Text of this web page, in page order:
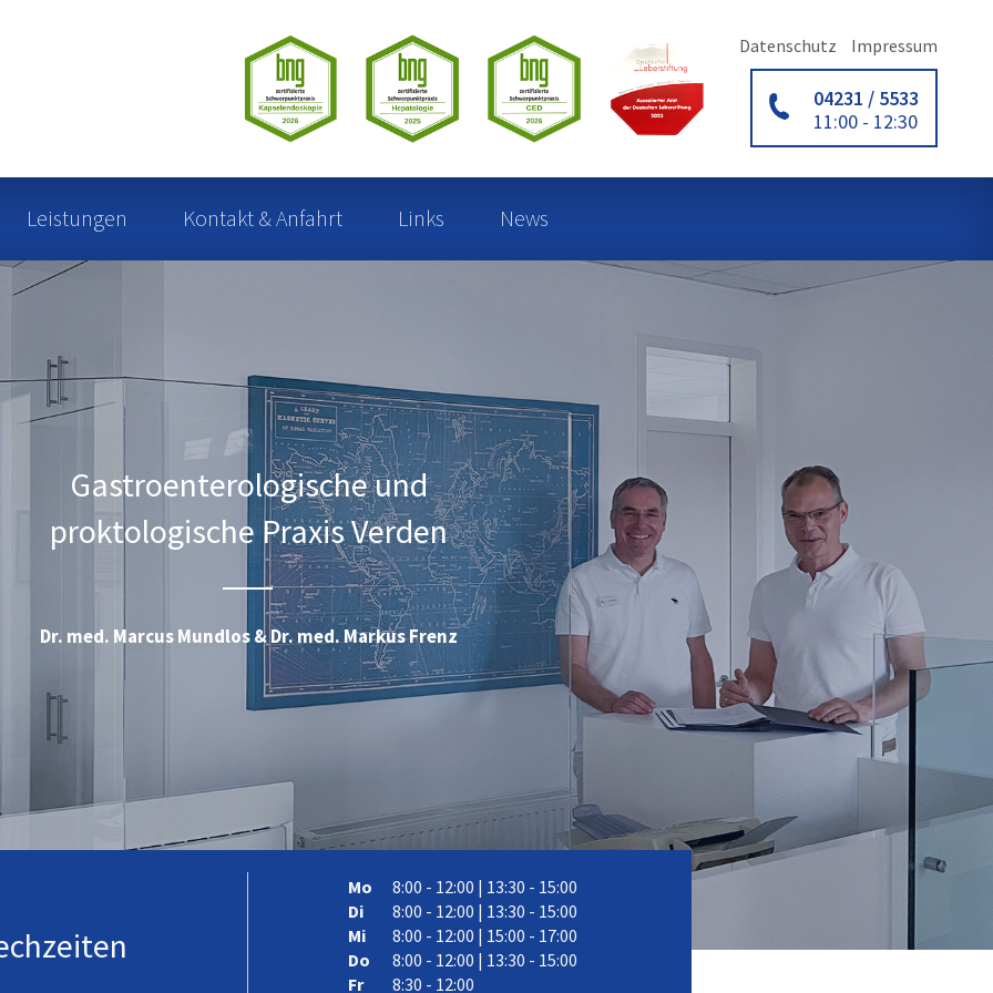
Datenschutz Impressum
04231 / 5533
11:00 - 12:30
Leistungen Kontakt & Anfahrt Links News
Gastroenterologische und
proktologische Praxis Verden
Dr. med. Marcus Mundlos & Dr. med. Markus Frenz
Mo
8:00 - 12:00 | 13:30 - 15:00
Di
8:00 - 12:00 | 13:30 - 15:00
Mi
8:00 - 12:00 | 15:00 - 17:00
Do
8:00 - 12:00 | 13:30 - 15:00
Fr
8:30 - 12:00